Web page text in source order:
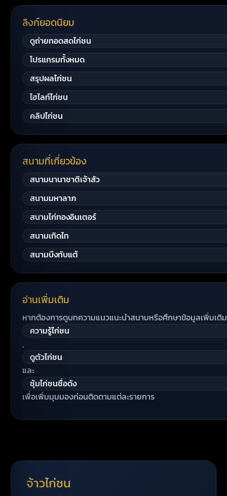
ลิงก์ยอดนิยม
ดูถ่ายทอดสดไก่ชน
โปรแกรมทั้งหมด
สรุปผลไก่ชน
ไฮไลท์ไก่ชน
คลิปไก่ชน
สนามที่เกี่ยวข้อง
สนามนานาชาติเจ้าสัว
สนามมหาลาภ
สนามไก่ทองอินเตอร์
สนามเทิดไท
สนามบึงทับแต้
อ่านเพิ่มเติม
หากต้องการดูบทความแนวแนะนำสนามหรือศึกษาข้อมูลเพิ่มเติ
ความรู้ไก่ชน
,
ดูตัวไก่ชน
และ
ซุ้มไก่ชนชื่อดัง
เพื่อเพิ่มมุมมองก่อนติดตามแต่ละรายการ
จ้าวไก่ชน